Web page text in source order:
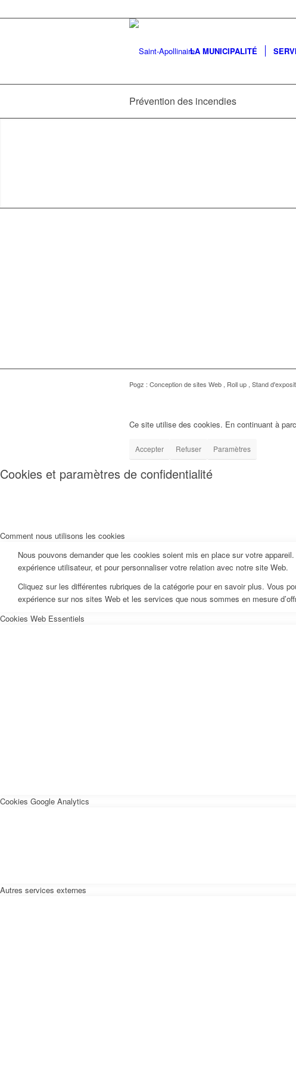
LA MUNICIPALITÉ
Prévention des incendies
Pogz : Conception de sites Web , Roll up , Stand
Ce site utilise des cookies. En continuant à
Accepter Refuser Paramètres
Cookies et paramètres de confidentialité
Comment nous utilisons les cookies
Nous pouvons demander que les cookies soient mis en place sur votre
expérience utilisateur, et pour personnaliser votre relation avec notre site Web.
Cliquez sur les différentes rubriques de la catégorie pour en savoir plus. Vous
expérience sur nos sites Web et les services que nous sommes en mesure
Cookies Web Essentiels
Cookies Google Analytics
Autres services externes